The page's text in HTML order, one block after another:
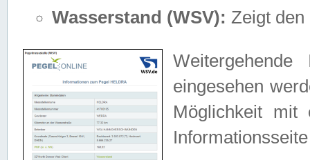
Wasserstand (WSV): Zeigt den
eingesehen
Möglichkeit mit